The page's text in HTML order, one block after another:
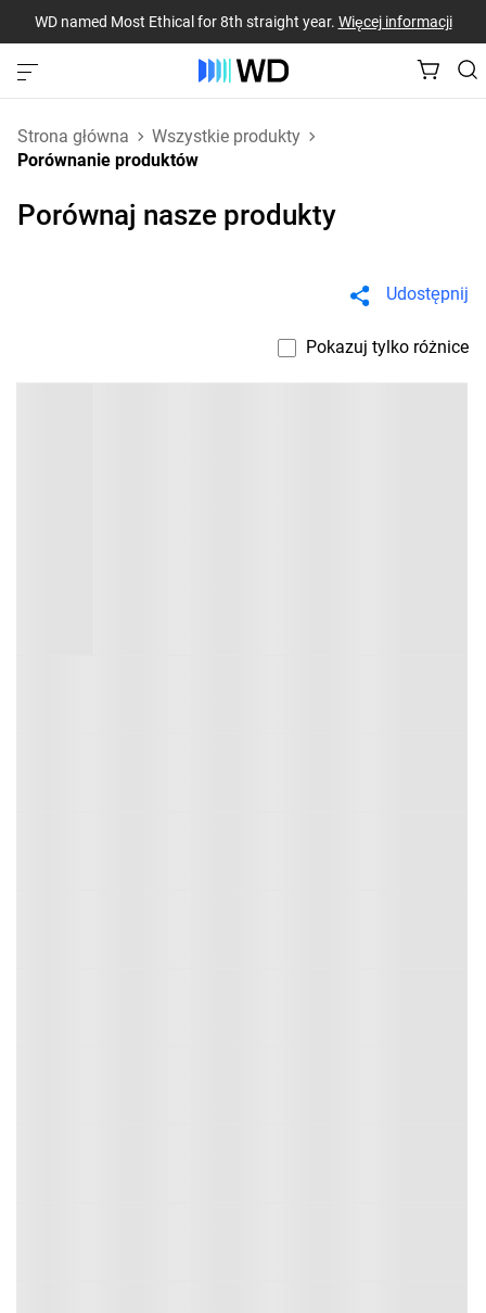
WD named Most Ethical for 8th straight year. Więcej informacji
Strona główna
Wszystkie produkty
Porównanie produktów
Porównaj nasze produkty
Udostępnij
Pokazuj tylko różnice